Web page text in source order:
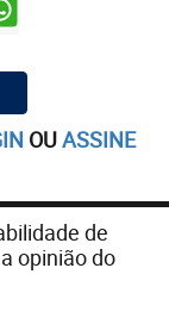
OUASSINE
de
opinião do